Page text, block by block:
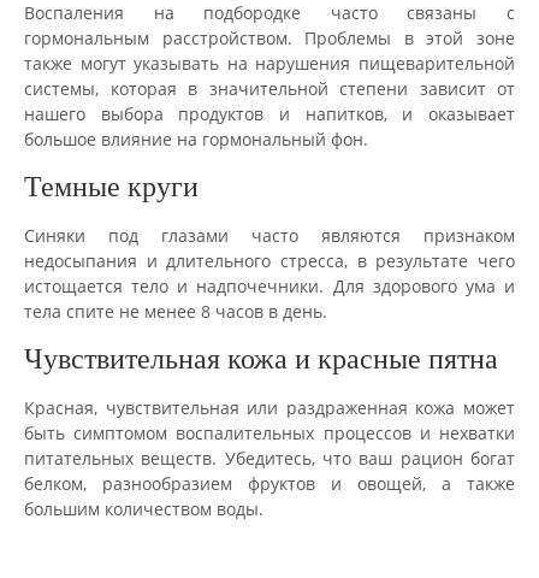
Воспаления на подбородке часто связаны с
гормональным расстройством. Проблемы в этой зоне
также могут указывать на нарушения пищеварительной
системы, которая в значительной степени зависит от
нашего выбора продуктов и напитков, и оказывает
большое влияние на гормональный фон.
Темные круги
Синяки под глазами часто являются признаком
недосыпания и длительного стресса, в результате чего
истощается тело и надпочечники. Для здорового ума и
тела спите не менее 8 часов в день.
Чувствительная кожа и красные пятна
Красная, чувствительная или раздраженная кожа может
быть симптомом воспалительных процессов и нехватки
питательных веществ. Убедитесь, что ваш рацион богат
белком, разнообразием фруктов и овощей, а также
большим количеством воды.